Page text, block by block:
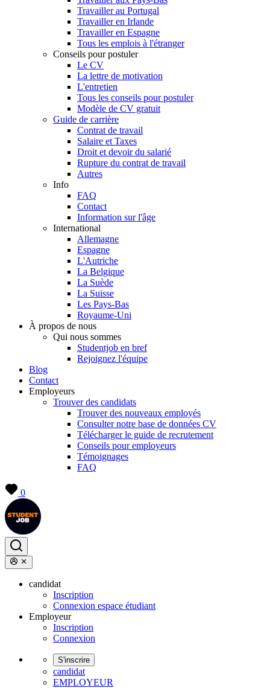
Travailler au Portugal
Travailler en Irlande
Travailler en Espagne
Tous les emplois à l'étranger
Conseils pour postuler
Le CV
La lettre de motivation
L'entretien
Tous les conseils pour postuler
Modèle de CV gratuit
Guide de carrière
Contrat de travail
Salaire et Taxes
Droit et devoir du salarié
Rupture du contrat de travail
Autres
Info
FAQ
Contact
Information sur l'âge
International
Allemagne
Espagne
L'Autriche
La Belgique
La Suède
La Suisse
Les Pays-Bas
Royaume-Uni
À propos de nous
Qui nous sommes
Studentjob en bref
Rejoignez l'équipe
Blog
Contact
Employeurs
Trouver des candidats
Trouver des nouveaux employés
Consulter notre base de données CV
Télécharger le guide de recrutement
Conseils pour employeurs
Témoignages
FAQ
0
candidat
Inscription
Connexion espace étudiant
Employeur
Inscription
Connexion
S'inscrire
candidat
EMPLOYEUR